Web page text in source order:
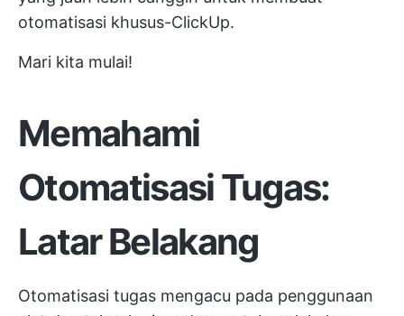
otomatisasi khusus-ClickUp.
Mari kita mulai!
Memahami
Otomatisasi Tugas:
Latar Belakang
Otomatisasi tugas mengacu pada penggunaan